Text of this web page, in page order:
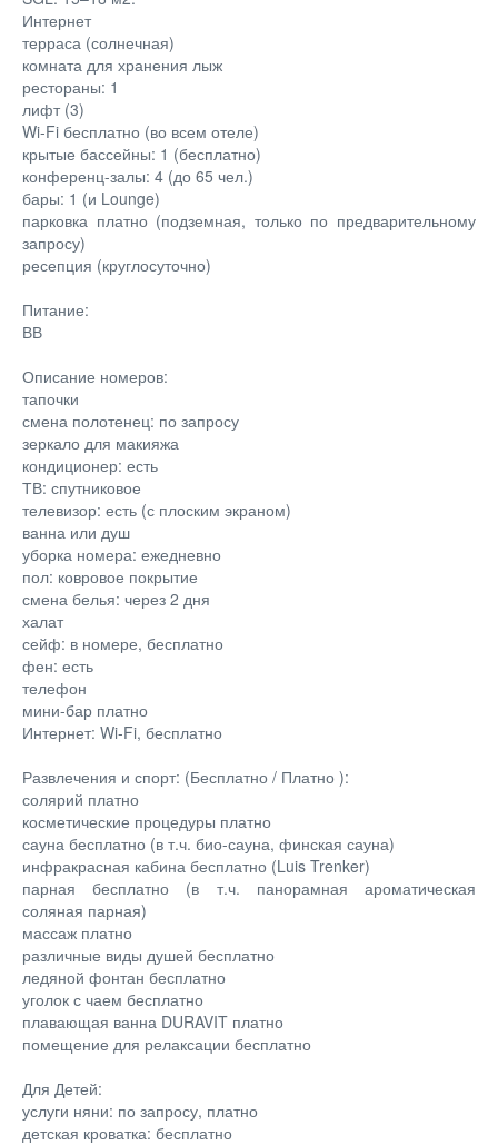
Интернет
терраса (солнечная)
комната для хранения лыж
рестораны: 1
лифт (3)
Wi-Fi бесплатно (во всем отеле)
крытые бассейны: 1 (бесплатно)
конференц-залы: 4 (до 65 чел.)
бары: 1 (и Lounge)
парковка платно (подземная, только по предварительному
запросу)
ресепция (круглосуточно)
Питание:
ВВ
Описание номеров:
тапочки
смена полотенец: по запросу
зеркало для макияжа
кондиционер: есть
ТВ: спутниковое
телевизор: есть (с плоским экраном)
ванна или душ
уборка номера: ежедневно
пол: ковровое покрытие
смена белья: через 2 дня
халат
сейф: в номере, бесплатно
фен: есть
телефон
мини-бар платно
Интернет: Wi-Fi, бесплатно
Развлечения и спорт: (Бесплатно / Платно ):
солярий платно
косметические процедуры платно
сауна бесплатно (в т.ч. био-сауна, финская сауна)
инфракрасная кабина бесплатно (Luis Trenker)
парная бесплатно (в т.ч. панорамная ароматическая
соляная парная)
массаж платно
различные виды душей бесплатно
ледяной фонтан бесплатно
уголок с чаем бесплатно
плавающая ванна DURAVIT платно
помещение для релаксации бесплатно
Для Детей:
услуги няни: по запросу, платно
детская кроватка: бесплатно